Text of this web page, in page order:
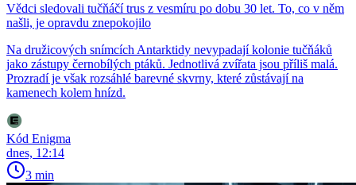
Vědci sledovali tučňáčí trus z vesmíru po dobu 30 let. To, co v něm
našli, je opravdu znepokojilo
Na družicových snímcích Antarktidy nevypadají kolonie tučňáků
jako zástupy černobílých ptáků. Jednotlivá zvířata jsou příliš malá.
Prozradí je však rozsáhlé barevné skvrny, které zůstávají na
kamenech kolem hnízd.
Kód Enigma
dnes, 12:14
3 min